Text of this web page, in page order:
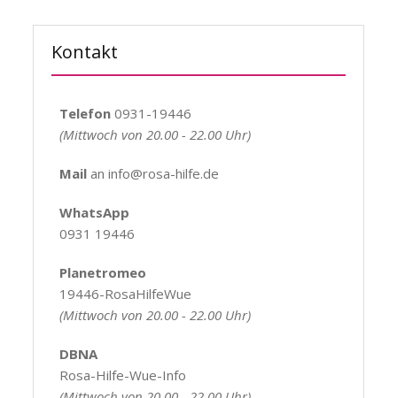
Kontakt
Telefon 0931-19446
(Mittwoch von 20.00 - 22.00 Uhr)
Mail an info@rosa-hilfe.de
WhatsApp
0931 19446
Planetromeo
19446-RosaHilfeWue
(Mittwoch von 20.00 - 22.00 Uhr)
DBNA
Rosa-Hilfe-Wue-Info